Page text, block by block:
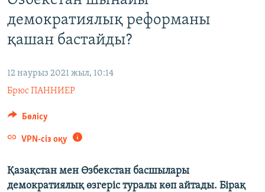
демократиялық реформаны
қашан бастайды?
12 наурыз 2021 жыл, 10:14
Брюс ПАННИЕР
Бөлісу
VPN-сіз оқу
Қазақстан мен Өзбекстан басшылары
демократиялық өзгеріс туралы көп айтады. Бірақ